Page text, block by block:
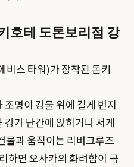
호테 도톤보리점 강
비스 타워)가 장착된 돈키
명이 강물 위에 길게 번지
강가 난간에 앉히거나 서게
물과 움직이는 리버크루즈
하면 오사카의 화려함이 극